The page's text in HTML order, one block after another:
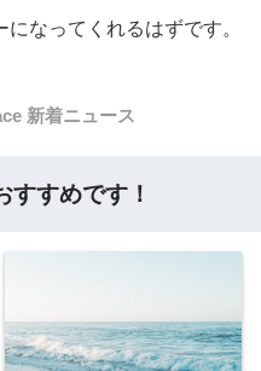
なってくれるはずです。
新着ニュース
すすめです！